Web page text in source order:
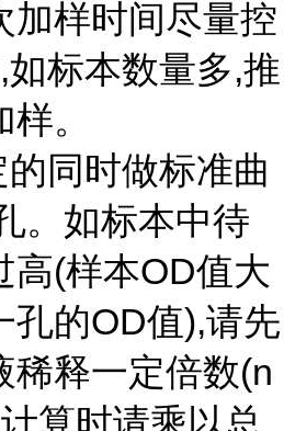
加样时间尽量控
标本数量多,推
。
同时做标准曲
。如标本中待
高(样本OD值大
孔的OD值),请先
稀释一定倍数(n
算时请乘以总